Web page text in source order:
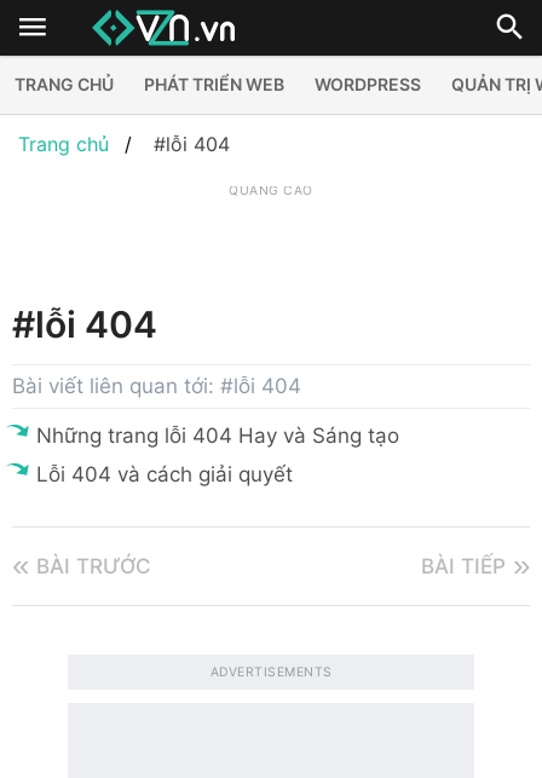
TRANG CHỦ PHÁT TRIỂN WEB WORDPRESS QUẢN TRỊ
Trang chủ #lỗi 404
QUẢNG CÁO
#lỗi 404
Bài viết liên quan tới: #lỗi 404
Những trang lỗi 404 Hay và Sáng tạo
Lỗi 404 và cách giải quyết
BÀI TRƯỚC BÀI TIẾP
ADVERTISEMENTS